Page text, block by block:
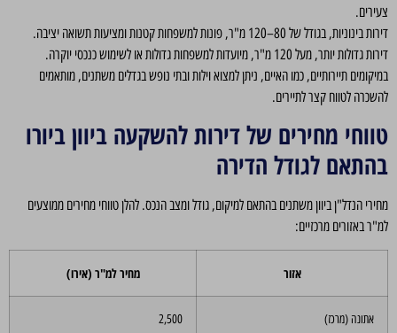
צעירים.
דירות בינוניות, בגודל של 80–120 מ"ר, פונות למשפחות קטנות ומציעות תשואה יציבה.
דירות גדולות יותר, מעל 120 מ"ר, מיועדות למשפחות גדולות או לשימוש כנכסי יוקרה.
במיקומים תיירותיים, כמו האיים, ניתן למצוא וילות ובתי נופש בגדלים משתנים, מותאמים
להשכרה לטווח קצר לתיירים.
טווחי מחירים של דירות להשקעה ביוון ביורו
בהתאם לגודל הדירה
מחירי הנדל"ן ביוון משתנים בהתאם למיקום, גודל ומצב הנכס. להלן טווחי מחירים ממוצעים
למ"ר באזורים מרכזיים:
אזור מחיר למ"ר (אירו)
אתונה (מרכז) 2,500